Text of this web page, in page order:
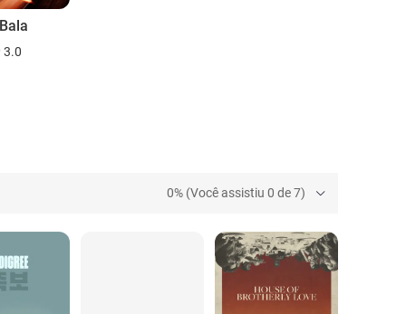
3.0
0% (Você assistiu 0 de 7)